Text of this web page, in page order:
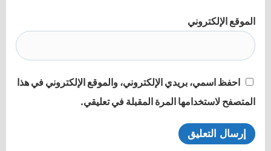
الموقع الإلكتروني
احفظ اسمي، بريدي الإلكتروني، والموقع الإلكتروني في هذا
المتصفح لاستخدامها المرة المقبلة في تعليقي.